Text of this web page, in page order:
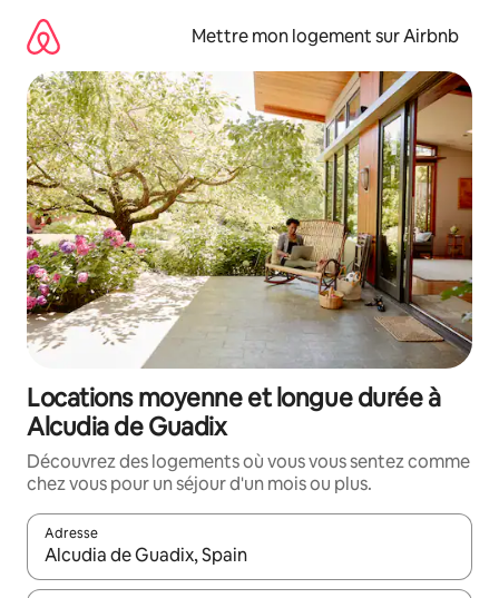
directement
contenu
Mettre mon logement sur Airbnb
Locations moyenne et longue durée à
Alcudia de Guadix
Découvrez des logements où vous vous sentez comme
chez vous pour un séjour d'un mois ou plus.
Adresse
Lorsque les résultats s'affichent, utilisez les flèches vers le